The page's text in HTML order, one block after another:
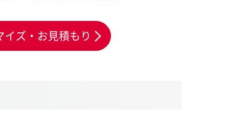
ズ・お見積もり